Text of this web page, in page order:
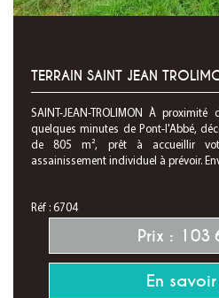
TERRAIN SAINT JEAN
SAINT-JEAN-TROLIMON À
quelques minutes de Pont-l'Abbé,
de 805 m², prêt à accueillir
assainissement individuel à prévoir.
Réf : 6704
Prix : 103
En